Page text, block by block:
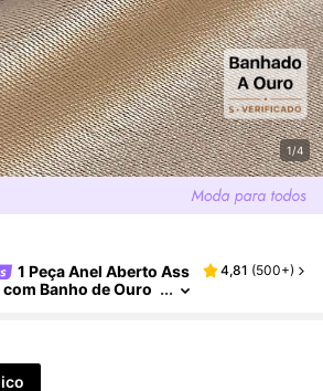
1/4
1 Peça Anel Aberto Ass
Banho de Ouro
4,81 (500+)